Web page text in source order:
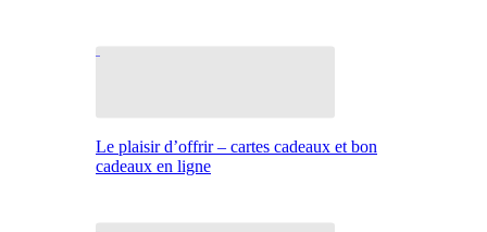
Le plaisir d’offrir – cartes cadeaux et bon
cadeaux en ligne